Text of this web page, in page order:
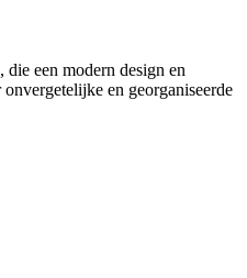
die een modern design en
en georganiseerde